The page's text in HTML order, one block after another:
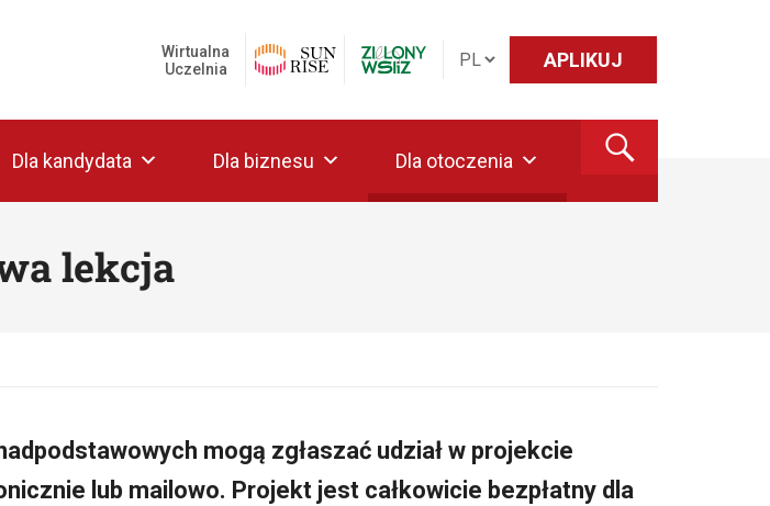
APLIKUJ
Wirtualna
Uczelnia
Dla kandydata Dla biznesu Dla otoczenia
lekcja
mogą zgłaszać udział w projekcie
lub mailowo. Projekt jest całkowicie bezpłatny dla